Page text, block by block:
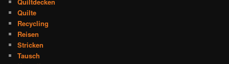
Quilte
Recycling
Reisen
Stricken
Tausch